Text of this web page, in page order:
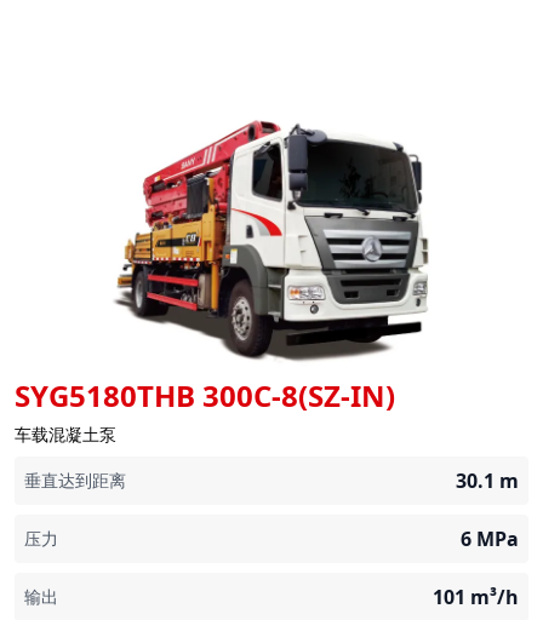
SYG5180THB 300C-8(SZ-IN)
车载混凝土泵
垂直达到距离
30.1 m
压力 6 MPa
输出 101 m³/h